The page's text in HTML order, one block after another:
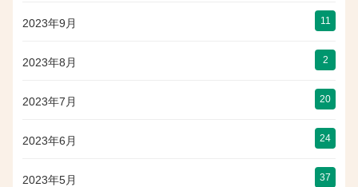
2023年9月 11
2023年8月 2
2023年7月 20
2023年6月 24
2023年5月 37